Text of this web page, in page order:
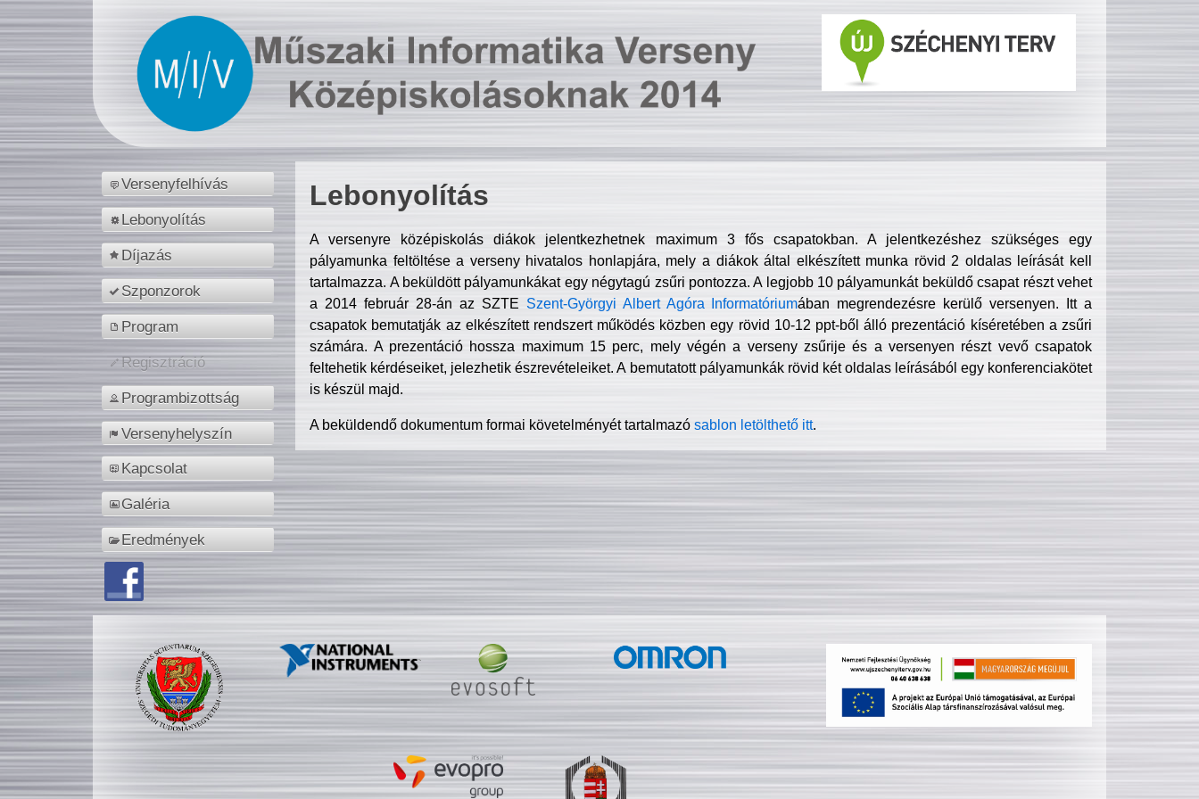
Versenyfelhívás
Lebonyolítás
Díjazás
Szponzorok
Program
Regisztráció
Programbizottság
Versenyhelyszín
Kapcsolat
Galéria
Eredmények
Lebonyolítás
A versenyre középiskolás diákok jelentkezhetnek maximum 3 fős csapatokban. A jelentkezéshez szükséges egy
pályamunka feltöltése a verseny hivatalos honlapjára, mely a diákok által elkészített munka rövid 2 oldalas leírását kell
tartalmazza. A beküldött pályamunkákat egy négytagú zsűri pontozza. A legjobb 10 pályamunkát beküldő csapat részt vehet
a 2014 február 28-án az SZTE Szent-Györgyi Albert Agóra Informatóriumában megrendezésre kerülő versenyen. Itt a
csapatok bemutatják az elkészített rendszert működés közben egy rövid 10-12 ppt-ből álló prezentáció kíséretében a zsűri
számára. A prezentáció hossza maximum 15 perc, mely végén a verseny zsűrije és a versenyen részt vevő csapatok
feltehetik kérdéseiket, jelezhetik észrevételeiket. A bemutatott pályamunkák rövid két oldalas leírásából egy konferenciakötet
is készül majd.
A beküldendő dokumentum formai követelményét tartalmazósablon letölthető itt.